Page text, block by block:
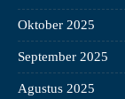
Oktober 2025
September 2025
Agustus 2025